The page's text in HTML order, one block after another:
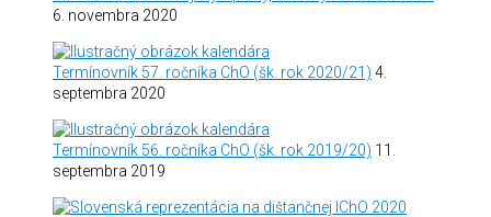
6. novembra 2020
Termínovník 57. ročníka ChO (šk. rok 2020/21) 4.
septembra 2020
Termínovník 56. ročníka ChO (šk. rok 2019/20) 11.
septembra 2019